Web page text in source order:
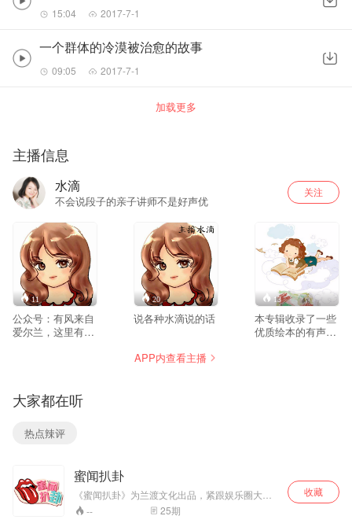
15:04 2017-7-1
一个群体的冷漠被治愈的故事
09:05 2017-7-1
加载更多
主播信息
水滴
不会说段子的亲子讲师不是好声优
关注
11
公众号：有风来自
爱尔兰，这里有我
20
说各种水滴说的话
13
本专辑收录了一些
优质绘本的有声版
APP内查看主播
大家都在听
热点辣评
蜜闻扒卦
《蜜闻扒卦》为兰渡文化出品，紧跟娱乐圈大事
小事热点热门，第一时间知晓娱乐资讯，第一时
间get资讯背后的猛料八卦，这里不仅是资讯，深
-- 25期
收藏